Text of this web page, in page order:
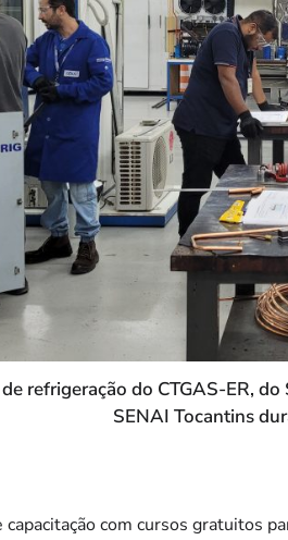
refrigeração do CTGAS-ER,
SENAI Tocantins
capacitação com cursos gratuitos